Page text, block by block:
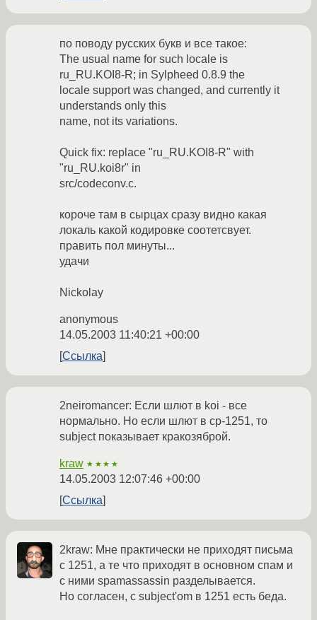
по поводу русских букв и все такое:
The usual name for such locale is
ru_RU.KOI8-R; in Sylpheed 0.8.9 the
locale support was changed, and currently it
understands only this
name, not its variations.
Quick fix: replace "ru_RU.KOI8-R" with
"ru_RU.koi8r" in
src/codeconv.c.
короче там в сырцах сразу видно какая
локаль какой кодировке соотетсвует.
править пол минуты...
удачи
Nickolay
anonymous
14.05.2003 11:40:21 +00:00
Ссылка
2neiromancer: Если шлют в koi - все
нормально. Но если шлют в cp-1251, то
subject показывает кракозяброй.
kraw ★★★★
14.05.2003 12:07:46 +00:00
Ссылка
2kraw: Мне практически не приходят письма
с 1251, а те что приходят в основном спам и
с ними spamassassin разделывается.
Но согласен, с subject'om в 1251 есть беда.